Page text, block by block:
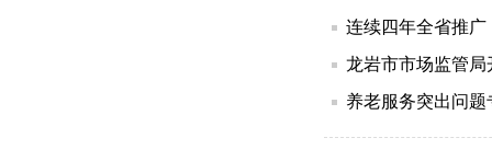
连续四年全省推
龙岩市市场监管局
养老服务突出问